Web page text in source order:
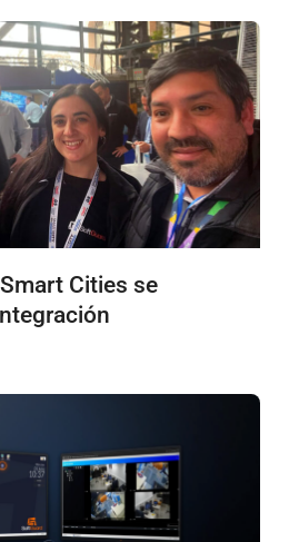
Cities se